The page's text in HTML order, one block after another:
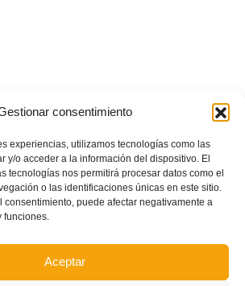
consentimiento
experiencias, utilizamos tecnologías como las
y/o acceder a la información del dispositivo. El
tecnologías nos permitirá procesar datos como el
o las identificaciones únicas en este sitio.
consentimiento, puede afectar negativamente a
funciones.
Aceptar